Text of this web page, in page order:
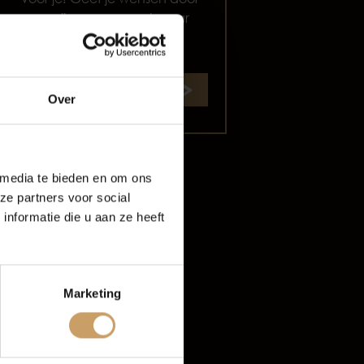
Over
te bieden en om ons
partners voor social
die u aan ze heeft
Marketing
en wij gaan op zoek naar
de perfecte match.
Start zoekopdracht
De Baaij